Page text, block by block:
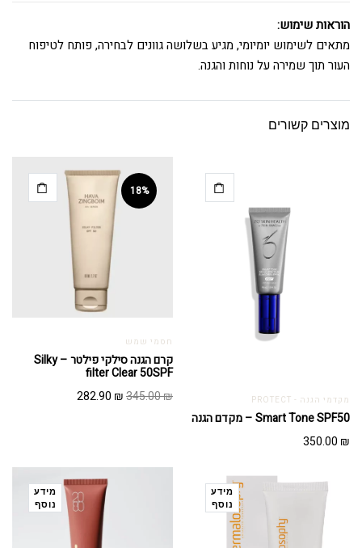
הוראות שימוש:
מתאים לשימוש יומיומי, מגיע בשלושה גוונים לבחירה, פותח לטיפוח
העור תוך שמירה על נוחות והגנה.
מוצרים קשורים
מקדמי הגנה - PROTECT
Smart Tone SPF50 – מקדם הגנה
350.00 ₪
18%
חסמי שמש
קרם הגנה סילקי פילטר – Silky
filter Clear 50SPF
345.00₪
המחיר282.90 ₪
המחיר
מידע
נוסף
מידע
נוסף